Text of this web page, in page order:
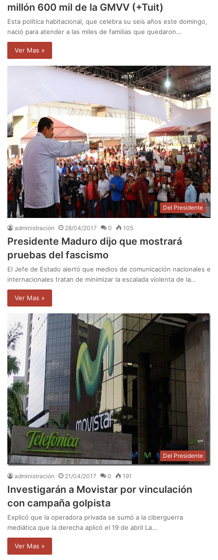
millón 600 mil de la GMVV (+Tuit)
Esta política habitacional, que celebra su seis años este domingo,
nació para atender a las miles de familias que quedaron…
Ver Mas »
Del Presidente
administración 28/04/2017 0 105
Presidente Maduro dijo que mostrará
pruebas del fascismo
El Jefe de Estado alertó que medios de comunicación nacionales e
internacionales tratan de minimizar la escalada violenta de la…
Ver Mas »
Del Presidente
administración 21/04/2017 0 191
Investigarán a Movistar por vinculación
con campaña golpista
Explicó que la operadora privada se sumó a la ciberguerra
mediática que la derecha aplicó el 19 de abril La…
Ver Mas »